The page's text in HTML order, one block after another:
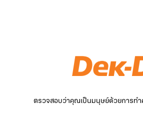
ตรวจสอบว่าคุณเป็นมนุษย์ด้วยการทำ